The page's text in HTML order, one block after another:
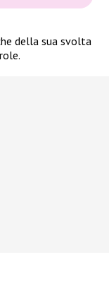
della sua svolta